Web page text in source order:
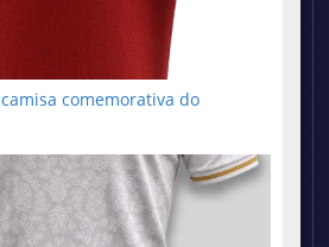
comemorativa do